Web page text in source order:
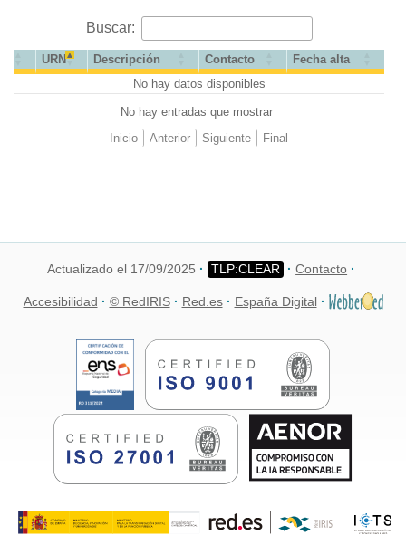
Buscar:
URN Descripción Contacto
Fecha alta
No hay datos disponibles
No hay entradas que mostrar
Inicio
Anterior Siguiente Final
Actualizado el 17/09/2025 Contacto
Accesibilidad © RedIRIS Red.es España Digital